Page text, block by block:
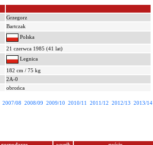
Grzegorz
Bartczak
Polska
21 czerwca 1985 (41 lat)
Legnica
182 cm / 75 kg
2A-0
obrońca
2007/08 2008/09 2009/10 2010/11 2011/12 2012/13 2013/14